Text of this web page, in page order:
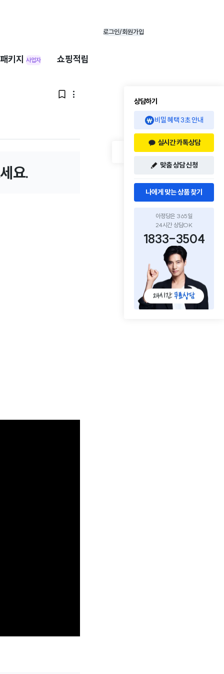
로그인/회원가입
키지 사업자 쇼핑적립
 
요.
상담하기
비밀 혜택 3초 안내
실시간 카톡상담
맞춤 상담 신청
나에게 맞는 상품 찾기
아정당은 365일
24시간 상담OK
1833-3504